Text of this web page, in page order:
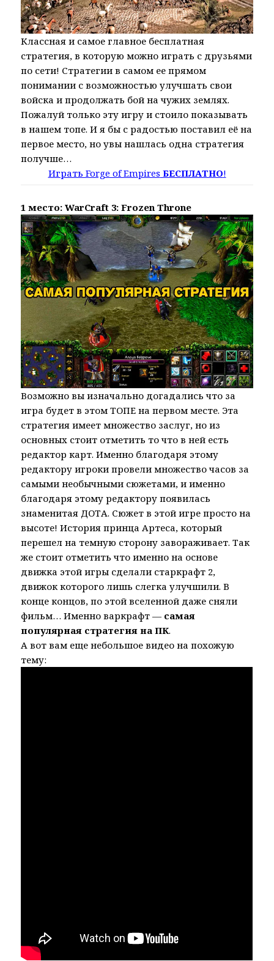
Классная и самое главное бесплатная
стратегия, в которую можно играть с друзьями
по сети! Стратегии в самом ее прямом
понимании с возможностью улучшать свои
войска и продолжать бой на чужих землях.
Пожалуй только эту игру и стоило показывать
в нашем топе. И я бы с радостью поставил её на
первое место, но увы нашлась одна стратегия
получше…
Играть Forge of Empires БЕСПЛАТНО!
1 место: WarCraft 3: Frozen Throne
Возможно вы изначально догадались что за
игра будет в этом ТОПЕ на первом месте. Эта
стратегия имеет множество заслуг, но из
основных стоит отметить то что в ней есть
редактор карт. Именно благодаря этому
редактору игроки провели множество часов за
самыми необычными сюжетами, и именно
благодаря этому редактору появилась
знаменитая ДОТА. Сюжет в этой игре просто на
высоте! История принца Артеса, который
перешел на темную сторону завораживает. Так
же стоит отметить что именно на основе
движка этой игры сделали старкрафт 2,
движок которого лишь слегка улучшили. В
конце концов, по этой вселенной даже сняли
фильм… Именно варкрафт — самая
популярная стратегия на ПК.
А вот вам еще небольшое видео на похожую
тему: